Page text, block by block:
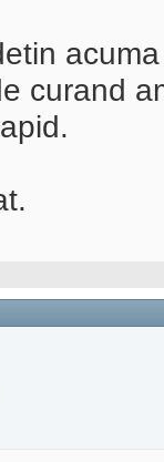
curand